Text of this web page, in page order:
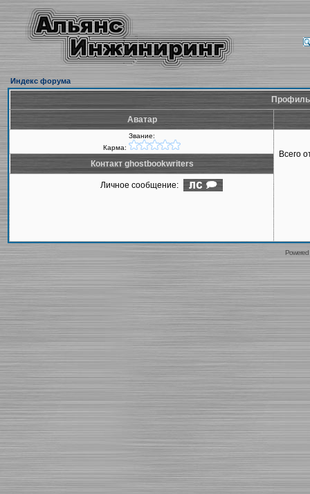
Индекс форума
Аватар
Звание:
Карма:
Всего
Контакт ghostbookwriters
Личное сообщение: